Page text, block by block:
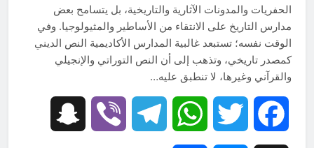
الحفريات والمدونات الآثارية والتاريخية، بل يتسامح بعض
مدارس التاريخ على الانتقاء من الأساطير والمثيولوجيا. وفي
الوقت نفسه؛ تستبعد غالبية المدارس الأكاديمية النص الديني
كمصدر تاريخي، وتذهب إلى أن النص التوراتي والإنجيلي
والقرآني وغيرها، لا تنطبق عليه…
Facebook
Twitter
WhatsApp
Telegram
Viber